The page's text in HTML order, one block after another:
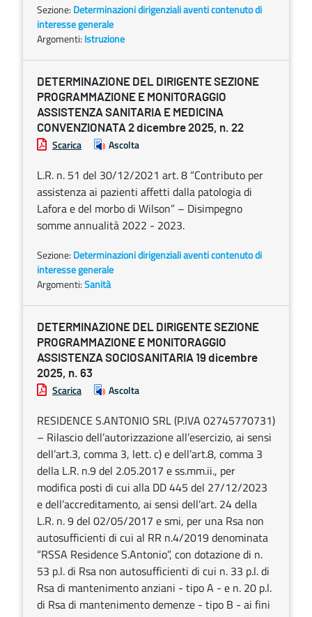
Sezione: Determinazioni dirigenziali aventi contenuto di
interesse generale
Argomenti: Istruzione
DETERMINAZIONE DEL DIRIGENTE SEZIONE
PROGRAMMAZIONE E MONITORAGGIO
ASSISTENZA SANITARIA E MEDICINA
CONVENZIONATA 2 dicembre 2025, n. 22
Scarica Ascolta
L.R. n. 51 del 30/12/2021 art. 8 “Contributo per
assistenza ai pazienti affetti dalla patologia di
Lafora e del morbo di Wilson” – Disimpegno
somme annualità 2022 - 2023.
Sezione: Determinazioni dirigenziali aventi contenuto di
interesse generale
Argomenti:Sanità
DETERMINAZIONE DEL DIRIGENTE SEZIONE
PROGRAMMAZIONE E MONITORAGGIO
ASSISTENZA SOCIOSANITARIA 19 dicembre
2025, n. 63
Scarica Ascolta
RESIDENCE S.ANTONIO SRL (P.IVA 02745770731)
– Rilascio dell’autorizzazione all’esercizio, ai sensi
dell’art.3, comma 3, lett. c) e dell’art.8, comma 3
della L.R. n.9 del 2.05.2017 e ss.mm.ii., per
modifica posti di cui alla DD 445 del 27/12/2023
e dell’accreditamento, ai sensi dell’art. 24 della
L.R. n. 9 del 02/05/2017 e smi, per una Rsa non
autosufficienti di cui al RR n.4/2019 denominata
“RSSA Residence S.Antonio”, con dotazione di n.
53 p.l. di Rsa non autosufficienti di cui n. 33 p.l. di
Rsa di mantenimento anziani - tipo A - e n. 20 p.l.
di Rsa di mantenimento demenze - tipo B - ai fini